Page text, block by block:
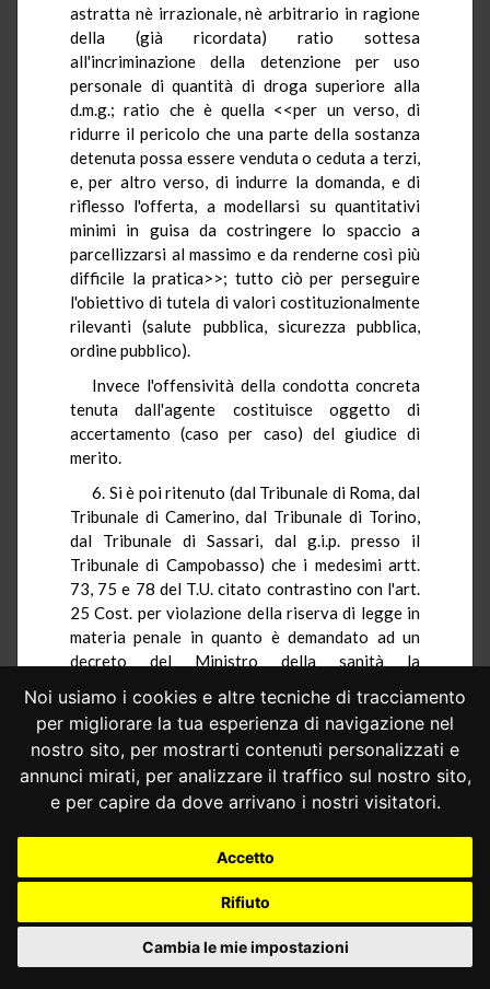
Noi usiamo i cookies e altre tecniche di tracciamento
per migliorare la tua esperienza di navigazione nel
nostro sito, per mostrarti contenuti personalizzati e
annunci mirati, per analizzare il traffico sul nostro sito,
e per capire da dove arrivano i nostri visitatori.
Accetto
Rifiuto
Cambia le mie impostazioni
astratta nè irrazionale, nè arbitrario in ragione
della (già ricordata) ratio sottesa
all'incriminazione della detenzione per uso
personale di quantità di droga superiore alla
d.m.g.; ratio che è quella <<per un verso, di
ridurre il pericolo che una parte della sostanza
detenuta possa essere venduta o ceduta a terzi,
e, per altro verso, di indurre la domanda, e di
riflesso l'offerta, a modellarsi su quantitativi
minimi in guisa da costringere lo spaccio a
parcellizzarsi al massimo e da renderne così più
difficile la pratica>>; tutto ciò per perseguire
l'obiettivo di tutela di valori costituzionalmente
rilevanti (salute pubblica, sicurezza pubblica,
ordine pubblico).
Invece l'offensività della condotta concreta
tenuta dall'agente costituisce oggetto di
accertamento (caso per caso) del giudice di
merito.
6. Si è poi ritenuto (dal Tribunale di Roma, dal
Tribunale di Camerino, dal Tribunale di Torino,
dal Tribunale di Sassari, dal g.i.p. presso il
Tribunale di Campobasso) che i medesimi artt.
73, 75 e 78 del T.U. citato contrastino con l'art.
25 Cost. per violazione della riserva di legge in
materia penale in quanto è demandato ad un
decreto del Ministro della sanità la
principio attivo per le dosi medie giornaliere
senza che risulti soddisfatta l'esigenza di
predeterminazione ad opera della norma
primaria del contenuto essenziale della
fattispecie penale.
Tale questione è stata già esaminata da
sentenza n.333 del 1991,
cui le norme censurate sono state ritenute
compatibili con l'obbligo della riserva di legge,
essendo sufficientemente determinato dalla
norma primaria il precetto penalmente